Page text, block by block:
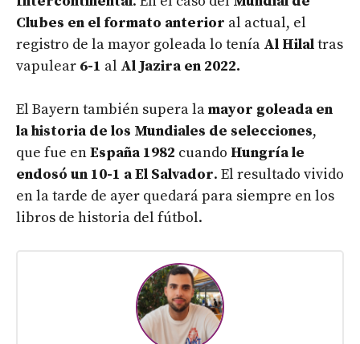
Clubes en el formato anterior al actual, el
registro de la mayor goleada lo tenía Al Hilaltras
vapulear 6-1 al Al Jazira en 2022.
El Bayern también supera lamayor goleada en
la historia de los Mundiales de selecciones,
que fue enEspaña 1982 cuando Hungría le
endosó un 10-1 a El Salvador. El resultado vivido
en la tarde de ayer quedará para siempre en los
libros de historia del fútbol.